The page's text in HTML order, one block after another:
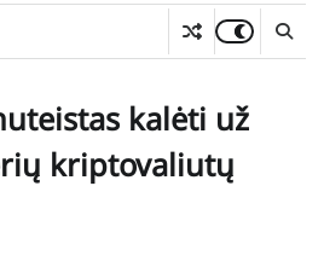
kalėti už
kriptovaliutų